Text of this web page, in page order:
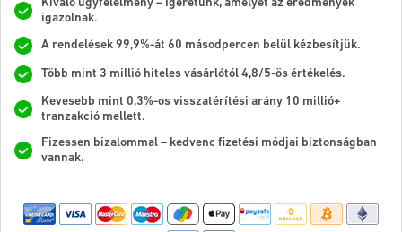
Kiváló ügyfélélmény – Ígéretünk, amelyet az eredmények
igazolnak.
A rendelések 99,9%-át 60 másodpercen belül kézbesítjük.
Több mint 3 millió hiteles vásárlótól 4,8/5-ös értékelés.
Kevesebb mint 0,3%-os visszatérítési arány 10 millió+
tranzakció mellett.
Fizessen bizalommal – kedvenc fizetési módjai biztonságban
vannak.